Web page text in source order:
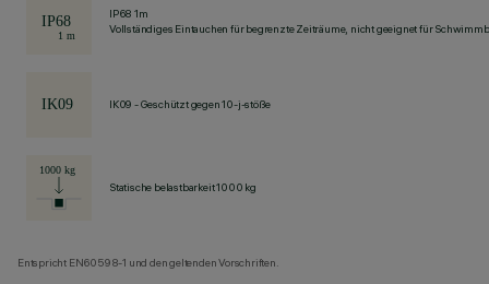
IP68 1m
Vollständiges Eintauchen für begrenzte Zeiträume, nicht geeignet für
IK09 - Geschützt gegen 10-j-stöße
Statische belastbarkeit 1000 kg
Entspricht EN60598-1 und den geltenden Vorschriften.